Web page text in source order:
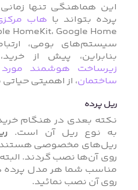
این هماهنگی تنها
پرده بتواند با هاب
سیستم‌های بومی،
بنابراین، پیش از
زیرساخت هوشمند
ساختمان، از اهمیتی
ریل پرده
نکته بعدی در هنگام
به نوع ریل آن است.
ریل‌های مخصوصی هستند که
روی آن‌ها نصب گردند.
مناسب شما هر مدل پرده
روی آن نصب نمائید.